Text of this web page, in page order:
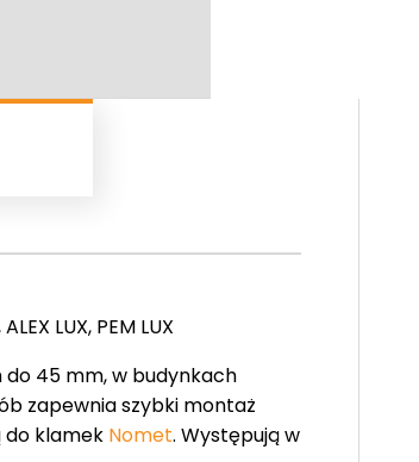
LUX, PEM LUX
45 mm, w budynkach
zapewnia szybki montaż
do klamek Nomet. Występują w